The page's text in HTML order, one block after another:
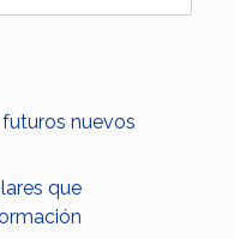
nuevos
que